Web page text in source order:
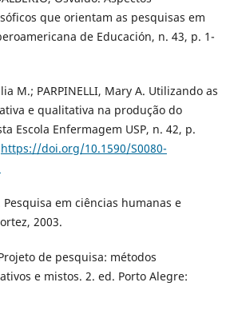
que orientam as pesquisas em
de Educación, n. 43, p. 1-
M.; PARPINELLI, Mary A. Utilizando as
e qualitativa na produção do
Escola Enfermagem USP, n. 42, p.
https://doi.org/10.1590/S0080-
Pesquisa em ciências humanas e
2003.
Projeto de pesquisa: métodos
e mistos. 2. ed. Porto Alegre: